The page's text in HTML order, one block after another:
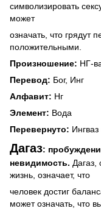
символизировать
может
означать, что грядут
положительными.
Произношение: НГ-
Перевод: Бог, Инг
Алфавит: Нг
Элемент: Вода
Перевернуто:
Дагаз:
невидимость.
жизнь, означает, что
человек достиг
может означать, что